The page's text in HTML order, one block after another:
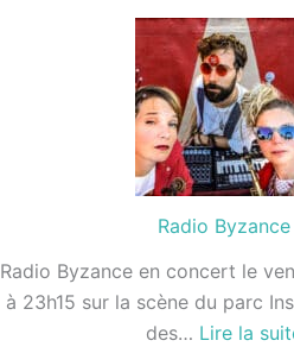
au
mois
de
juin
Radio Byzance
Radio Byzance en concert le
à 23h15 sur la scène du parc
des… Lire la